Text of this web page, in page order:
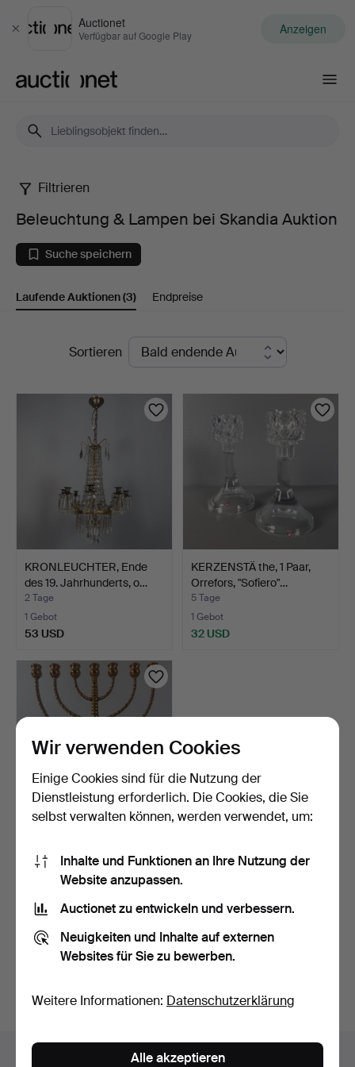
Schließen
Auctionet
Verfügbar auf Google Play Anzeigen
Beleuchtung
Lampen
bei
Skandia
Auktion
Filtrieren
Beleuchtung & Lampen bei Skandia Auktion
Suche speichern
Laufende Auktionen(3) Endpreise
LaufendeSortieren
KRONLEUCHTER, Ende
des 19. Jahrhunderts, o…
2 Tage
1 Gebot
53 USD
KERZENSTÄ the, 1 Paar,
Orrefors, "Sofiero"…
5 Tage
1 Gebot
32 USD
5 Tage
Schätzwert
64 USD
Suche speichern
Archivsuchen.
Objekte in Schweden
Wir verwenden Cookies
Einige Cookies sind für die Nutzung der
Dienstleistung erforderlich. Die Cookies, die Sie
selbst verwalten können, werden verwendet, um:
Inhalte und Funktionen an Ihre Nutzung der
Website anzupassen.
Auctionet zu entwickeln und verbessern.
Neuigkeiten und Inhalte auf externen
Websites für Sie zu bewerben.
Weitere Informationen: Datenschutzerklärung
Alle akzeptieren